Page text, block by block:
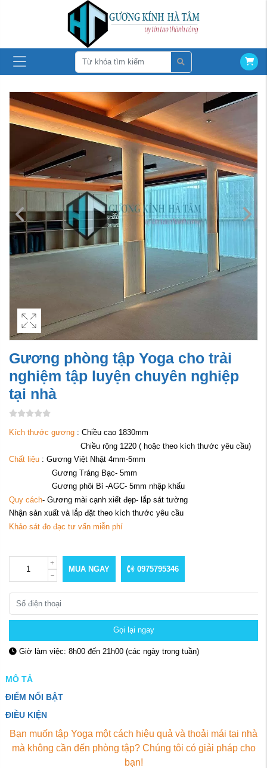
Gương phòng tập Yoga cho trải
nghiệm tập luyện chuyên nghiệp
tại nhà
Kích thước gương : Chiều cao 1830mm
Chiều rộng 1220 ( hoặc theo kích thước yêu cầu)
Chất liệu : Gương Việt Nhật 4mm-5mm
Gương Tráng Bạc- 5mm
Gương phôi Bỉ -AGC- 5mm nhập khẩu
Quy cách- Gương mài cạnh xiết đẹp- lắp sát tường
Nhận sản xuất và lắp đặt theo kích thước yêu cầu
Khảo sát đo đạc tư vấn miễn phí
MUA NGAY 0975795346
Gọi lại ngay
Giờ làm việc: 8h00 đến 21h00 (các ngày trong tuần)
MÔ TẢ
ĐIỂM NỔI BẬT
ĐIỀU KIỆN
Bạn muốn tập Yoga một cách hiệu quả và thoải mái tại nhà
mà không cần đến phòng tập? Chúng tôi có giải pháp cho
bạn!